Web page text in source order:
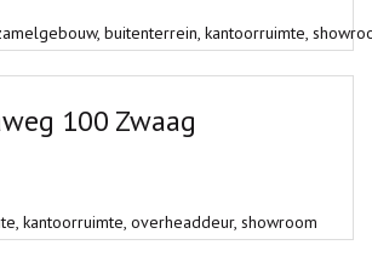
, buitenterrein, kantoorruimte,
100 Zwaag
, kantoorruimte, overheaddeur, showroom